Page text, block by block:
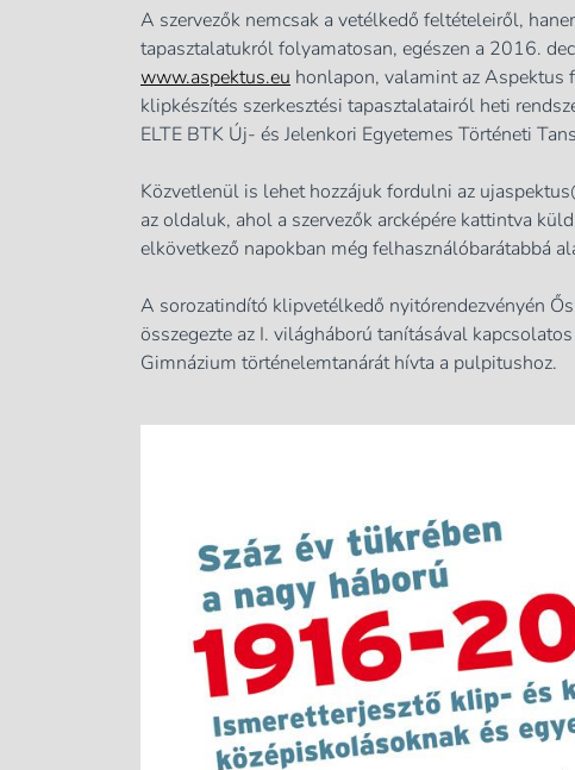
A szervezők nemcsak a vetélkedő feltételeiről,
tapasztalatukról folyamatosan, egészen a 2016.
www.aspektus.eu honlapon, valamint az Aspektus
klipkészítés szerkesztési tapasztalatairól heti
ELTE BTK Új- és Jelenkori Egyetemes Történeti
Közvetlenül is lehet hozzájuk fordulni az
az oldaluk, ahol a szervezők arcképére kattintva
elkövetkező napokban még felhasználóbarátabbá
A sorozatindító klipvetélkedő nyitórendezvényén
összegezte az I. világháború tanításával
Gimnázium történelemtanárát hívta a pulpitushoz.